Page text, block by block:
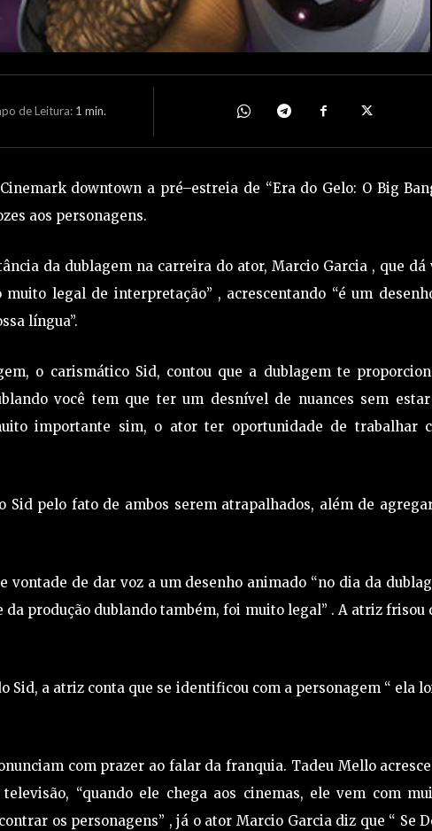
de Leitura: 1 min.
downtown a pré–estreia de “Era do Gelo: O Big
aos personagens.
da dublagem na carreira do ator, Marcio Garcia , que dá
legal de interpretação” , acrescentando “é um
língua”.
o carismático Sid, contou que a dublagem te
você tem que ter um desnível de nuances sem
importante sim, o ator ter oportunidade de trabalhar
Sid pelo fato de ambos serem atrapalhados, além de
vontade de dar voz a um desenho animado “no dia da
produção dublando também, foi muito legal” . A atriz frisou
Sid, a atriz conta que se identificou com a personagem “ ela
com prazer ao falar da franquia. Tadeu Mello
“quando ele chega aos cinemas, ele vem com
os personagens” , já o ator Marcio Garcia diz que “ Se